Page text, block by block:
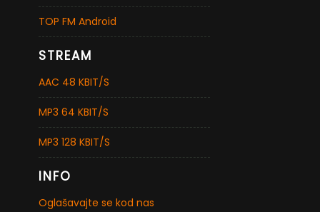
TOP FM Android
STREAM
AAC 48 KBIT/S
MP3 64 KBIT/S
MP3 128 KBIT/S
INFO
Oglašavajte se kod nas